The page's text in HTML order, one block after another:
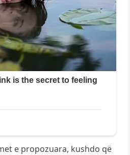
e propozuara, kushdo që